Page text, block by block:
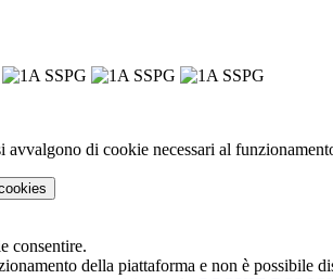
di cookie necessari al
consentire.
della piattaforma e non è possibile